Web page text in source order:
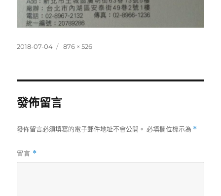
發
2018-07-04
完
876 × 526
發佈留言
發佈留言必須填寫的電子郵件地址不會公開。 必填欄位標示為 *
留言 *